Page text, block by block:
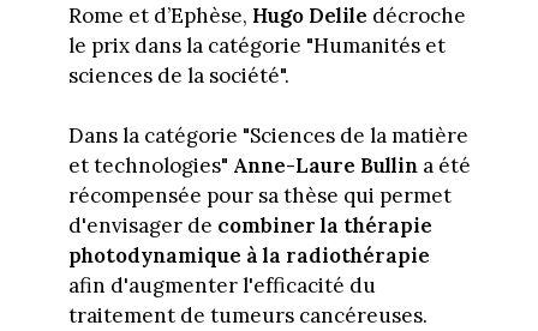
Rome et d’Ephèse, Hugo Delile décroche
le prix dans la catégorie "Humanités et
sciences de la société".
Dans la catégorie "Sciences de la matière
et technologies" Anne-Laure Bullina été
récompensée pour sa thèse qui permet
d'envisager de combiner la thérapie
photodynamique à la radiothérapie
afin d'augmenter l'efficacité du
traitement de tumeurs cancéreuses.